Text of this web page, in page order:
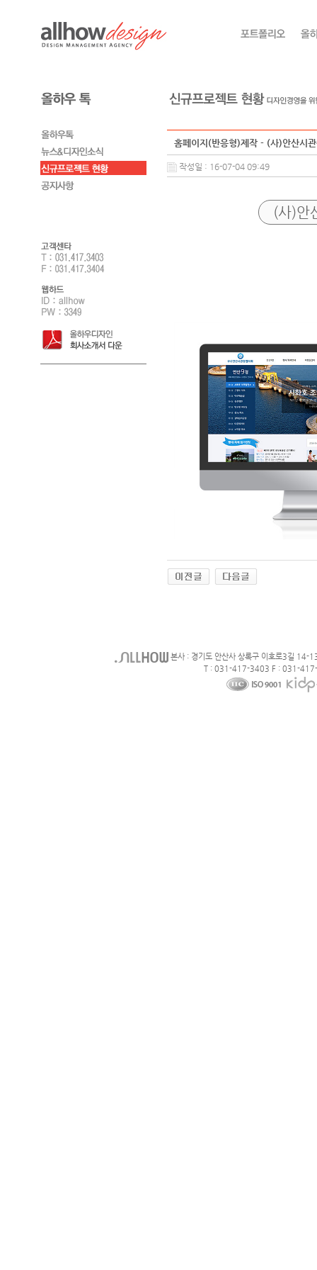
홈페이지(반응형)제작 - (사)안산시
작성일 : 16-07-04 09:49
(사)안
본사 : 경기도 안산사 상록구 이호로3길 14-
T : 031-417-3403 F : 031-